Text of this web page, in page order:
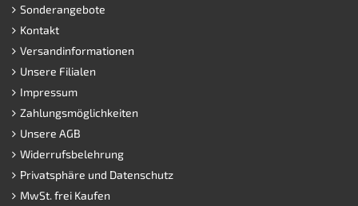
Sonderangebote
Kontakt
Versandinformationen
Unsere Filialen
Impressum
Zahlungsmöglichkeiten
Unsere AGB
Widerrufsbelehrung
Privatsphäre und Datenschutz
MwSt. frei Kaufen